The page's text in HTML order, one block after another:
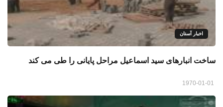
اخبار آستان
ساخت انبارهای سید اسماعیل مراحل پایانی را طی می کند